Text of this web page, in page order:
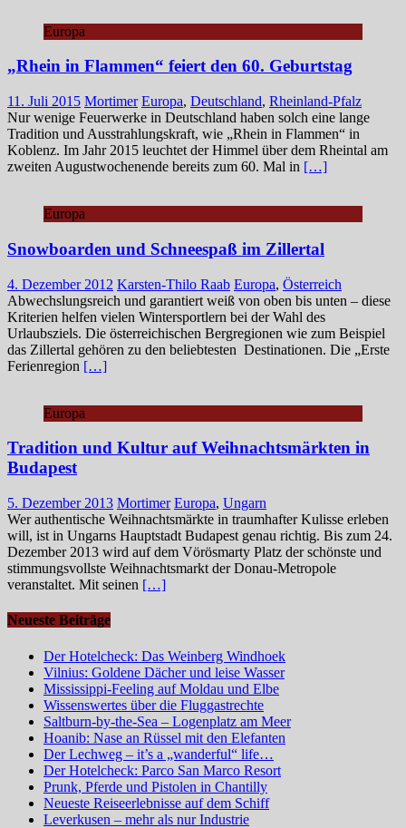
Europa
„Rhein in Flammen“ feiert den 60. Geburtstag
11. Juli 2015 Mortimer Europa, Deutschland, Rheinland-Pfalz
Nur wenige Feuerwerke in Deutschland haben solch eine lange
Tradition und Ausstrahlungskraft, wie „Rhein in Flammen“ in
Koblenz. Im Jahr 2015 leuchtet der Himmel über dem Rheintal am
zweiten Augustwochenende bereits zum 60. Mal in […]
Europa
Snowboarden und Schneespaß im Zillertal
4. Dezember 2012 Karsten-Thilo Raab Europa, Österreich
Abwechslungsreich und garantiert weiß von oben bis unten – diese
Kriterien helfen vielen Wintersportlern bei der Wahl des
Urlaubsziels. Die österreichischen Bergregionen wie zum Beispiel
das Zillertal gehören zu den beliebtesten Destinationen. Die „Erste
Ferienregion […]
Europa
Tradition und Kultur auf Weihnachtsmärkten in
Budapest
5. Dezember 2013 Mortimer Europa, Ungarn
Wer authentische Weihnachtsmärkte in traumhafter Kulisse erleben
will, ist in Ungarns Hauptstadt Budapest genau richtig. Bis zum 24.
Dezember 2013 wird auf dem Vörösmarty Platz der schönste und
stimmungsvollste Weihnachtsmarkt der Donau-Metropole
veranstaltet. Mit seinen […]
Neueste Beiträge
Der Hotelcheck: Das Weinberg Windhoek
Vilnius: Goldene Dächer und leise Wasser
Mississippi-Feeling auf Moldau und Elbe
Wissenswertes über die Fluggastrechte
Saltburn-by-the-Sea – Logenplatz am Meer
Hoanib: Nase an Rüssel mit den Elefanten
Der Lechweg – it’s a „wanderful“ life…
Der Hotelcheck: Parco San Marco Resort
Prunk, Pferde und Pistolen in Chantilly
Neueste Reiseerlebnisse auf dem Schiff
Leverkusen – mehr als nur Industrie